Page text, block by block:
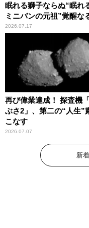
眠れる獅子ならぬ“眠れ
ミニバンの元祖”覚醒な
2026.07.17
再び偉業達成！ 探査機
ぶさ2」、第二の“人生”
こなす
2026.07.07
新